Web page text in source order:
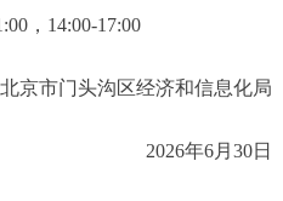
，14:00-17:00
北京市门头沟区经济和信息化局
2026年6月30日